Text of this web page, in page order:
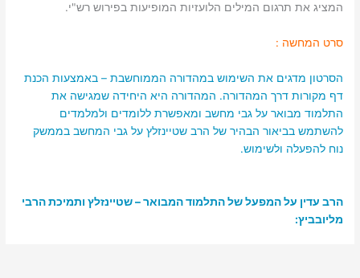
המציג את תרגום המילים הלועזיות המופיעות בפירוש רש"י.
סרט המחשה :
הסרטון מדגים את השימוש במהדורה הממוחשבת – באמצעות הכנת
דף מקורות דרך המהדורה. המהדורה היא היחידה שמגישה את
התלמוד מבואר על גבי מחשב ומאפשרת ללומדים ולמלמדים
להשתמש בביאור הבהיר של הרב שטיינזלץ על גבי המחשב בממשק
נוח להפעלה ולשימוש.
הרב עדין על המפעל של התלמוד המבואר – שטיינזלץ ותמיכת הרבי
מליובביץ: